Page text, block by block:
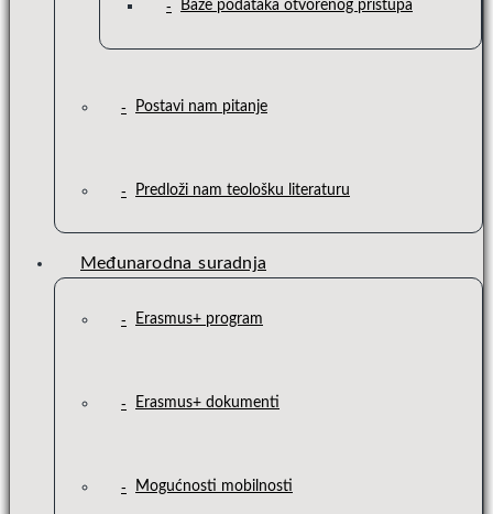
Baze podataka otvorenog pristupa
Postavi nam pitanje
Predloži nam teološku literaturu
Međunarodna suradnja
Erasmus+ program
Erasmus+ dokumenti
Mogućnosti mobilnosti